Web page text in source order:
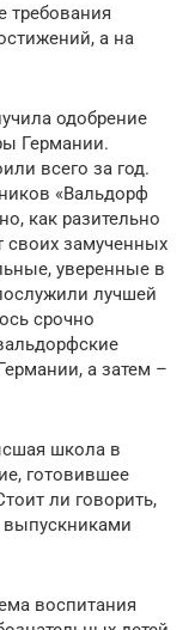
требования
а на
одобрение
Германии.
всего за год.
«Вальдорф
как разительно
своих замученных
уверенные в
лучшей
срочно
а затем –
школа в
готовившее
ли говорить,
выпускниками
воспитания